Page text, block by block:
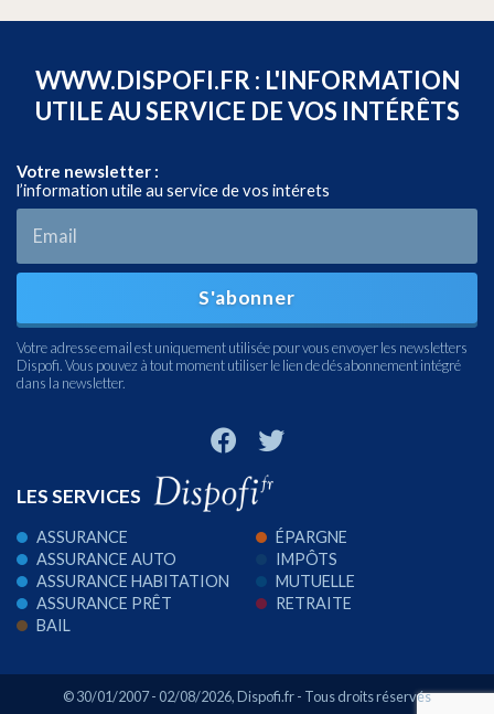
WWW.DISPOFI.FR : L'INFORMATION
UTILE AU SERVICE DE VOS INTÉRÊTS
Votre newsletter :
l’information utile au service de vos intérets
S'abonner
Votre adresse email est uniquement utilisée pour vous envoyer les newsletters
Dispofi. Vous pouvez à tout moment utiliser le lien de désabonnement intégré
dans la newsletter.
LES SERVICES
ASSURANCE
ASSURANCE AUTO
ASSURANCE HABITATION
ASSURANCE PRÊT
BAIL
ÉPARGNE
IMPÔTS
MUTUELLE
RETRAITE
© 30/01/2007 - 02/08/2026,Dispofi.fr- Tous droits réservés